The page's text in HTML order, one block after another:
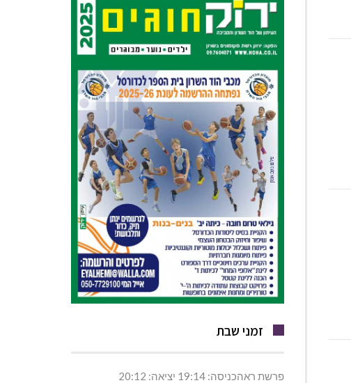
זמני שבת
פרשת ראהכניסה: 19:14 יציאה: 20:12